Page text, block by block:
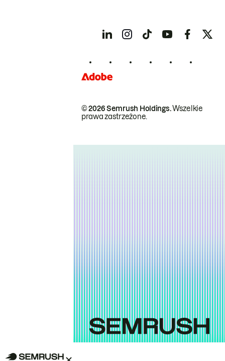
© 2026 Semrush Holdings.Wszelkie
prawa zastrzeżone.